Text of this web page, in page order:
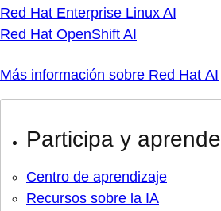
Red Hat Enterprise Linux AI
Red Hat OpenShift AI
Más información sobre Red Hat AI
Participa y aprende
Centro de aprendizaje
Recursos sobre la IA